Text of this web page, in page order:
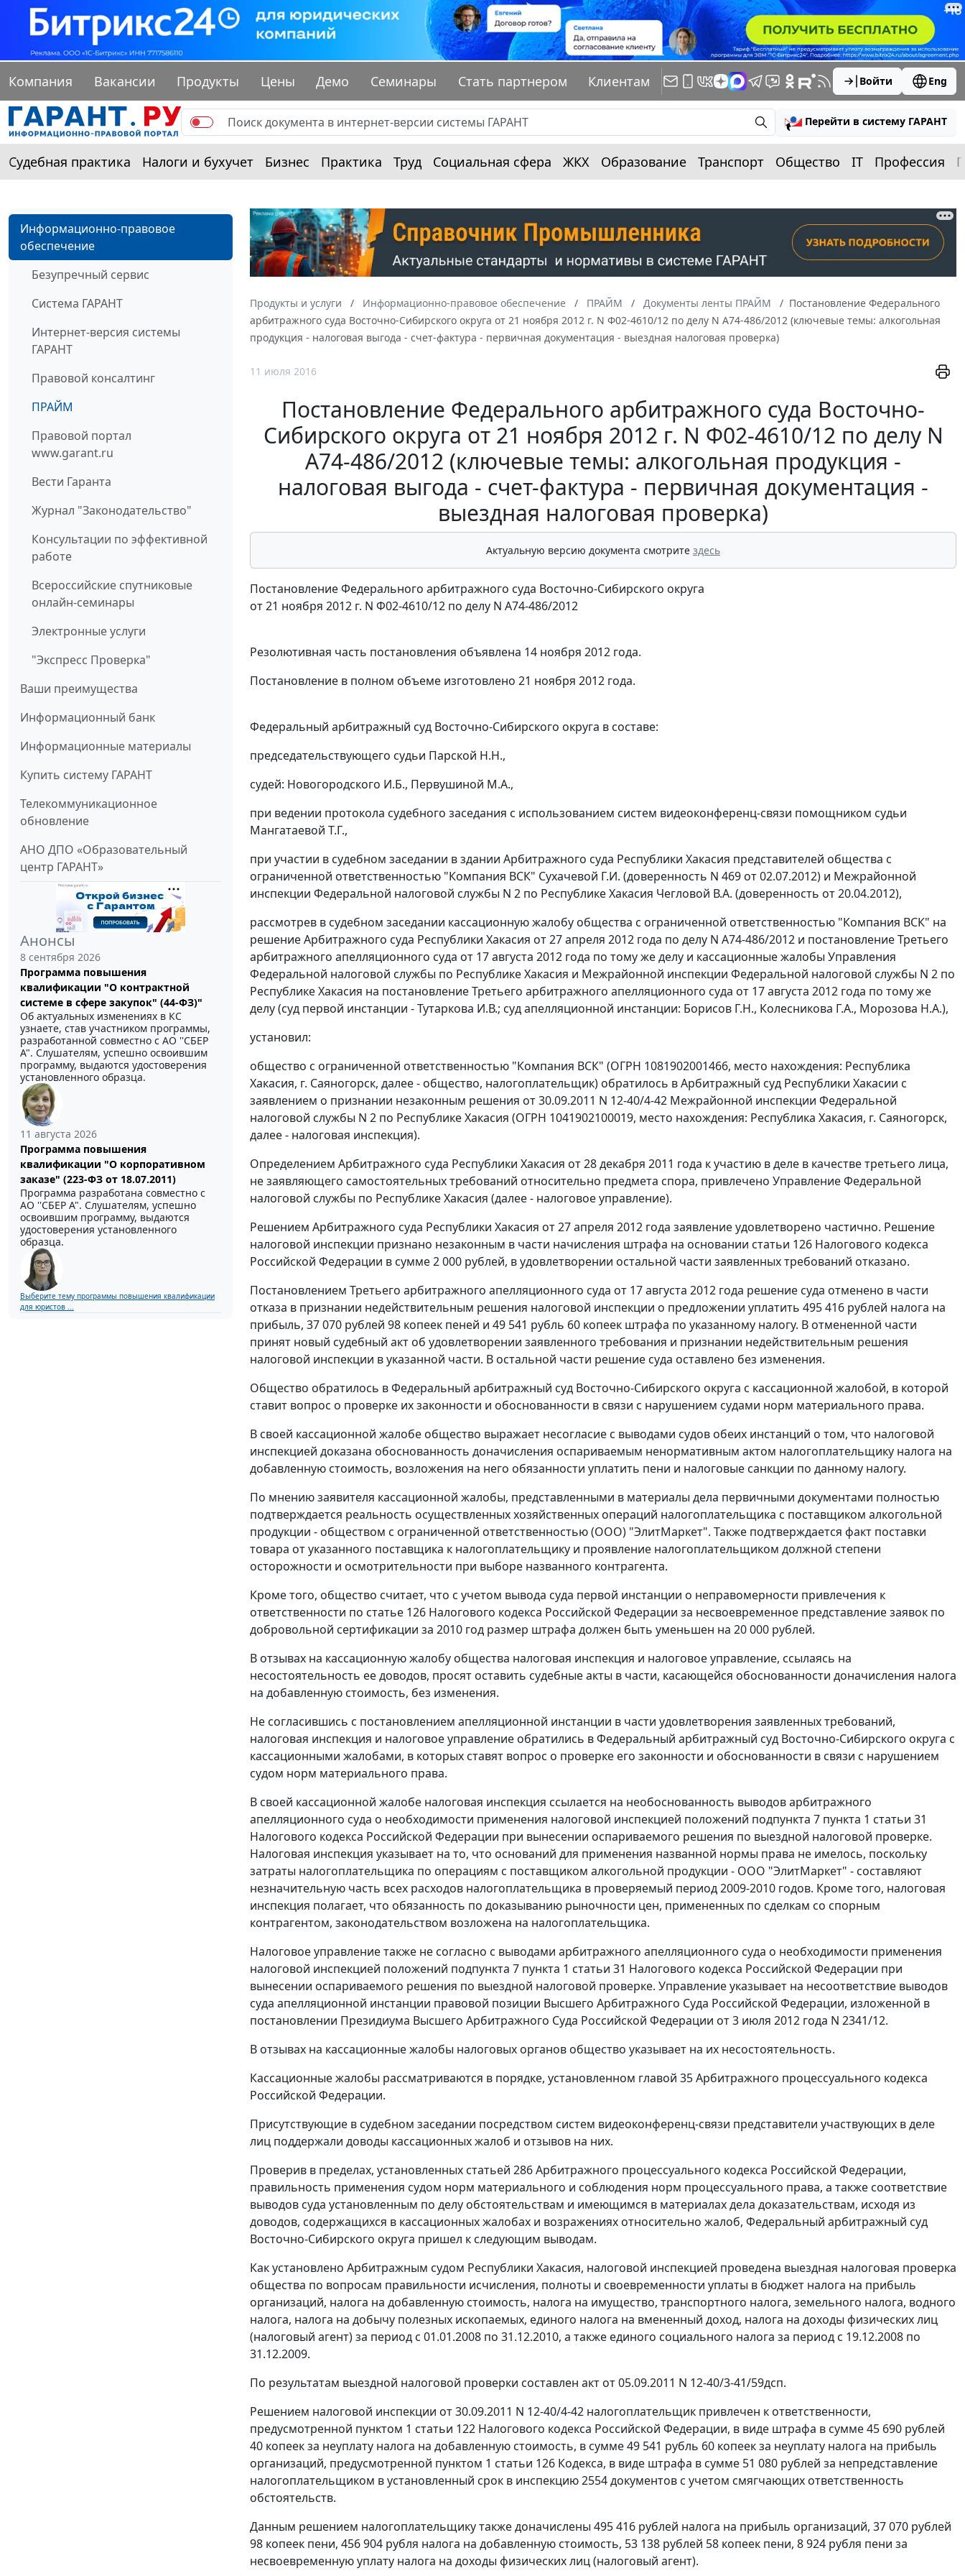
Компания Вакансии Продукты Цены Демо Семинары Стать партнером Клиентам Войти Eng
Перейти в систему ГАРАНТ
Судебная практика Налоги и бухучет Бизнес Практика Труд Социальная сфера ЖКХ Образование Транспорт Общество IT Профессия
Информационно-правовое
обеспечение
Безупречный сервис
Система ГАРАНТ
Интернет-версия системы
ГАРАНТ
Правовой консалтинг
ПРАЙМ
Правовой портал
www.garant.ru
Вести Гаранта
Журнал "Законодательство"
Консультации по эффективной
работе
Всероссийские спутниковые
онлайн-семинары
Электронные услуги
"Экспресс Проверка"
Ваши преимущества
Информационный банк
Информационные материалы
Купить систему ГАРАНТ
Телекоммуникационное
обновление
АНО ДПО «Образовательный
центр ГАРАНТ»
Анонсы
8 сентября 2026
Программа повышения
квалификации "О контрактной
системе в сфере закупок" (44-ФЗ)"
Об актуальных изменениях в КС
узнаете, став участником программы,
разработанной совместно с АО ''СБЕР
А". Слушателям, успешно освоившим
программу, выдаются удостоверения
установленного образца.
11 августа 2026
Программа повышения
квалификации "О корпоративном
заказе" (223-ФЗ от 18.07.2011)
Программа разработана совместно с
АО ''СБЕР А". Слушателям, успешно
освоившим программу, выдаются
удостоверения установленного
образца.
Выберите тему программы повышения квалификации
для юристов ...
Продукты и услуги Информационно-правовое обеспечение ПРАЙМ Документы ленты ПРАЙМ
Постановление Федерального
арбитражного суда Восточно-Сибирского округа от 21 ноября 2012 г. N Ф02-4610/12 по делу N А74-486/2012 (ключевые темы: алкогольная
продукция - налоговая выгода - счет-фактура - первичная документация - выездная налоговая проверка)
11 июля 2016
Постановление Федерального арбитражного суда Восточно-
Сибирского округа от 21 ноября 2012 г. N Ф02-4610/12 по делу N
А74-486/2012 (ключевые темы: алкогольная продукция -
налоговая выгода - счет-фактура - первичная документация -
выездная налоговая проверка)
Актуальную версию документа смотрите здесь
Постановление Федерального арбитражного суда Восточно-Сибирского округа
от 21 ноября 2012 г. N Ф02-4610/12 по делу N А74-486/2012
Резолютивная часть постановления объявлена 14 ноября 2012 года.
Постановление в полном объеме изготовлено 21 ноября 2012 года.
Федеральный арбитражный суд Восточно-Сибирского округа в составе:
председательствующего судьи Парской Н.Н.,
судей: Новогородского И.Б., Первушиной М.А.,
при ведении протокола судебного заседания с использованием систем видеоконференц-связи помощником судьи
Мангатаевой Т.Г.,
при участии в судебном заседании в здании Арбитражного суда Республики Хакасия представителей общества с
ограниченной ответственностью "Компания ВСК" Сухачевой Г.И. (доверенность N 469 от 02.07.2012) и Межрайонной
инспекции Федеральной налоговой службы N 2 по Республике Хакасия Чегловой В.А. (доверенность от 20.04.2012),
рассмотрев в судебном заседании кассационную жалобу общества с ограниченной ответственностью "Компания ВСК" на
решениеАрбитражного суда Республики Хакасия от 27 апреля 2012 года по делу N А74-486/2012 и постановлениеТретьего
арбитражного апелляционного суда от 17 августа 2012 года по тому же делу и кассационные жалобы Управления
Федеральной налоговой службы по Республике Хакасия и Межрайонной инспекции Федеральной налоговой службы N 2 по
Республике Хакасия на постановлениеТретьего арбитражного апелляционного суда от 17 августа 2012 года по тому же
делу (суд первой инстанции - Тутаркова И.В.; суд апелляционной инстанции: Борисов Г.Н., Колесникова Г.А., Морозова Н.А.),
установил:
общество с ограниченной ответственностью "Компания ВСК" (ОГРН 1081902001466, место нахождения: Республика
Хакасия, г. Саяногорск, далее - общество, налогоплательщик) обратилось в Арбитражный суд Республики Хакасии с
заявлением о признании незаконным решения от 30.09.2011 N 12-40/4-42 Межрайонной инспекции Федеральной
налоговой службы N 2 по Республике Хакасия (ОГРН 1041902100019, место нахождения: Республика Хакасия, г. Саяногорск,
далее - налоговая инспекция).
Определением Арбитражного суда Республики Хакасия от 28 декабря 2011 года к участию в деле в качестве третьего лица,
не заявляющего самостоятельных требований относительно предмета спора, привлечено Управление Федеральной
налоговой службы по Республике Хакасия (далее - налоговое управление).
Решением Арбитражного суда Республики Хакасия от 27 апреля 2012 года заявление удовлетворено частично. Решение
налоговой инспекции признано незаконным в части начисления штрафа на основании статьи 126 Налогового кодекса
Российской Федерации в сумме 2 000 рублей, в удовлетворении остальной части заявленных требований отказано.
Постановлением Третьего арбитражного апелляционного суда от 17 августа 2012 года решение суда отменено в части
отказа в признании недействительным решения налоговой инспекции о предложении уплатить 495 416 рублей налога на
прибыль, 37 070 рублей 98 копеек пеней и 49 541 рубль 60 копеек штрафа по указанному налогу. В отмененной части
принят новый судебный акт об удовлетворении заявленного требования и признании недействительным решения
налоговой инспекции в указанной части. В остальной части решение суда оставлено без изменения.
Общество обратилось в Федеральный арбитражный суд Восточно-Сибирского округа с кассационной жалобой, в которой
ставит вопрос о проверке их законности и обоснованности в связи с нарушением судами норм материального права.
В своей кассационной жалобе общество выражает несогласие с выводами судов обеих инстанций о том, что налоговой
инспекцией доказана обоснованность доначисления оспариваемым ненормативным актом налогоплательщику налога на
добавленную стоимость, возложения на него обязанности уплатить пени и налоговые санкции по данному налогу.
По мнению заявителя кассационной жалобы, представленными в материалы дела первичными документами полностью
подтверждается реальность осуществленных хозяйственных операций налогоплательщика с поставщиком алкогольной
продукции - обществом с ограниченной ответственностью (ООО) "ЭлитМаркет". Также подтверждается факт поставки
товара от указанного поставщика к налогоплательщику и проявление налогоплательщиком должной степени
осторожности и осмотрительности при выборе названного контрагента.
Кроме того, общество считает, что с учетом вывода суда первой инстанции о неправомерности привлечения к
ответственности по статье 126 Налогового кодекса Российской Федерации за несвоевременное представление заявок по
добровольной сертификации за 2010 год размер штрафа должен быть уменьшен на 20 000 рублей.
В отзывах на кассационную жалобу общества налоговая инспекция и налоговое управление, ссылаясь на
несостоятельность ее доводов, просят оставить судебные акты в части, касающейся обоснованности доначисления налога
на добавленную стоимость, без изменения.
Не согласившись с постановлением апелляционной инстанции в части удовлетворения заявленных требований,
налоговая инспекция и налоговое управление обратились в Федеральный арбитражный суд Восточно-Сибирского округа с
кассационными жалобами, в которых ставят вопрос о проверке его законности и обоснованности в связи с нарушением
судом норм материального права.
В своей кассационной жалобе налоговая инспекция ссылается на необоснованность выводов арбитражного
апелляционного суда о необходимости применения налоговой инспекцией положений подпункта 7 пункта 1 статьи 31
Налогового кодекса Российской Федерации при вынесении оспариваемого решения по выездной налоговой проверке.
Налоговая инспекция указывает на то, что оснований для применения названной нормы права не имелось, поскольку
затраты налогоплательщика по операциям с поставщиком алкогольной продукции - ООО "ЭлитМаркет" - составляют
незначительную часть всех расходов налогоплательщика в проверяемый период 2009-2010 годов. Кроме того, налоговая
инспекция полагает, что обязанность по доказыванию рыночности цен, примененных по сделкам со спорным
контрагентом, законодательством возложена на налогоплательщика.
Налоговое управление также не согласно с выводами арбитражного апелляционного суда о необходимости применения
налоговой инспекцией положений подпункта 7 пункта 1 статьи 31 Налогового кодекса Российской Федерации при
вынесении оспариваемого решения по выездной налоговой проверке. Управление указывает на несоответствие выводов
суда апелляционной инстанции правовой позиции Высшего Арбитражного Суда Российской Федерации, изложенной в
постановлении Президиума Высшего Арбитражного Суда Российской Федерации от 3 июля 2012 года N 2341/12.
В отзывах на кассационные жалобы налоговых органов общество указывает на их несостоятельность.
Кассационные жалобы рассматриваются в порядке, установленном главой 35Арбитражного процессуального кодекса
Российской Федерации.
Присутствующие в судебном заседании посредством систем видеоконференц-связи представители участвующих в деле
лиц поддержали доводы кассационных жалоб и отзывов на них.
Проверив в пределах, установленных статьей 286Арбитражного процессуального кодекса Российской Федерации,
правильность применения судом норм материального и соблюдения норм процессуального права, а также соответствие
выводов суда установленным по делу обстоятельствам и имеющимся в материалах дела доказательствам, исходя из
доводов, содержащихся в кассационных жалобах и возражениях относительно жалоб, Федеральный арбитражный суд
Восточно-Сибирского округа пришел к следующим выводам.
Как установлено Арбитражным судом Республики Хакасия, налоговой инспекцией проведена выездная налоговая проверка
общества по вопросам правильности исчисления, полноты и своевременности уплаты в бюджет налога на прибыль
организаций, налога на добавленную стоимость, налога на имущество, транспортного налога, земельного налога, водного
налога, налога на добычу полезных ископаемых, единого налога на вмененный доход, налога на доходы физических лиц
(налоговый агент) за период с 01.01.2008 по 31.12.2010, а также единого социального налога за период с 19.12.2008 по
31.12.2009.
По результатам выездной налоговой проверки составлен акт от 05.09.2011 N 12-40/3-41/59дсп.
Решением налоговой инспекции от 30.09.2011 N 12-40/4-42 налогоплательщик привлечен к ответственности,
предусмотренной пунктом 1 статьи 122 Налогового кодекса Российской Федерации, в виде штрафа в сумме 45 690 рублей
40 копеек за неуплату налога на добавленную стоимость, в сумме 49 541 рубль 60 копеек за неуплату налога на прибыль
организаций, предусмотренной пунктом 1 статьи 126 Кодекса, в виде штрафа в сумме 51 080 рублей за непредставление
налогоплательщиком в установленный срок в инспекцию 2554 документов с учетом смягчающих ответственность
обстоятельств.
Данным решением налогоплательщику также доначислены 495 416 рублей налога на прибыль организаций, 37 070 рублей
98 копеек пени, 456 904 рубля налога на добавленную стоимость, 53 138 рублей 58 копеек пени, 8 924 рубля пени за
несвоевременную уплату налога на доходы физических лиц (налоговый агент).